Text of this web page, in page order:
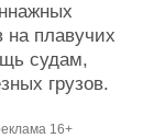
на плавучих
судам,
грузов.
16+